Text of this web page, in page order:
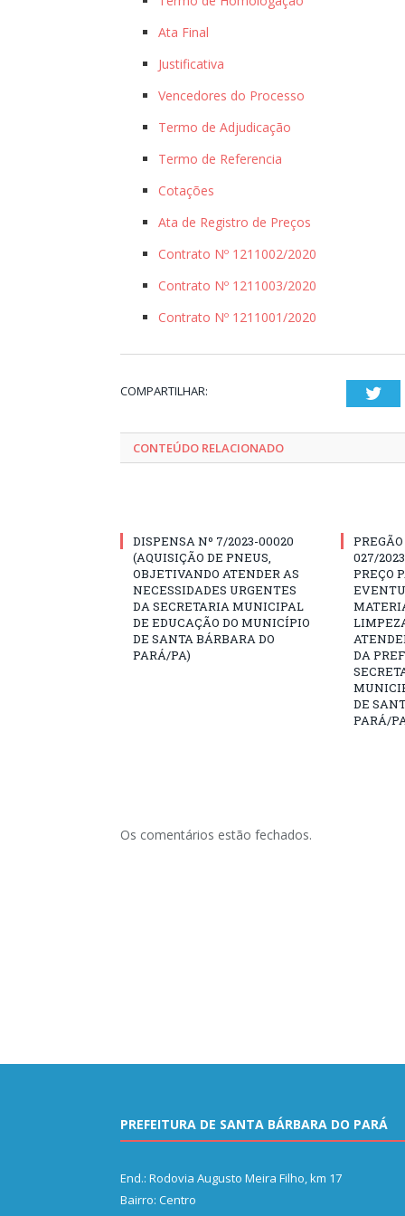
Ata Final
Justificativa
Vencedores do Processo
Termo de Adjudicação
Termo de Referencia
Cotações
Ata de Registro de Preços
Contrato Nº 1211002/2020
Contrato Nº 1211003/2020
Contrato Nº 1211001/2020
COMPARTILHAR:
CONTEÚDO RELACIONADO
DISPENSA Nº 7/2023-00020
(AQUISIÇÃO DE PNEUS,
OBJETIVANDO ATENDER AS
NECESSIDADES URGENTES
DA SECRETARIA MUNICIPAL
DE EDUCAÇÃO DO MUNICÍPIO
DE SANTA BÁRBARA DO
PARÁ/PA)
027/
PREÇO
DA
DE
PARÁ/
Os comentários estão fechados.
PREFEITURA DE SANTA BÁRBARA DO PARÁ
End.: Rodovia Augusto Meira Filho, km 17
Bairro: Centro